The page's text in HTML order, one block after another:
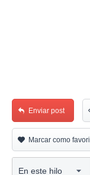
Enviar post
Marcar como